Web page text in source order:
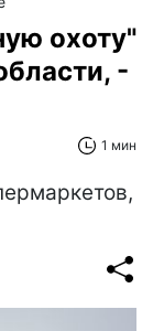
охоту"
-
1 мин